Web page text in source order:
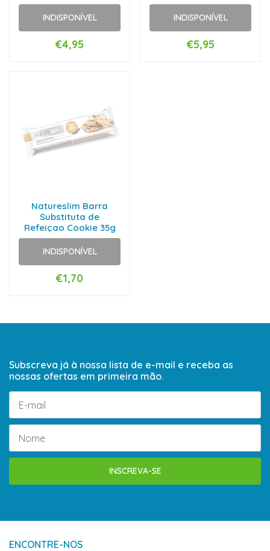
INDISPONÍVEL
€4,95
INDISPONÍVEL
€5,95
Natureslim Barra
Substituta de
Refeiçao Cookie 35g
INDISPONÍVEL
€1,70
Subscreva já à nossa lista de e-mail e receba as
nossas ofertas em primeira mão.
INSCREVA-SE
ENCONTRE-NOS